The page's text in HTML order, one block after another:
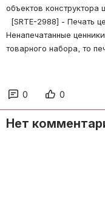
объектов
[SRTE-2988] - Печать
Ненапечатанные
товарного набора, то
0 0
Нет